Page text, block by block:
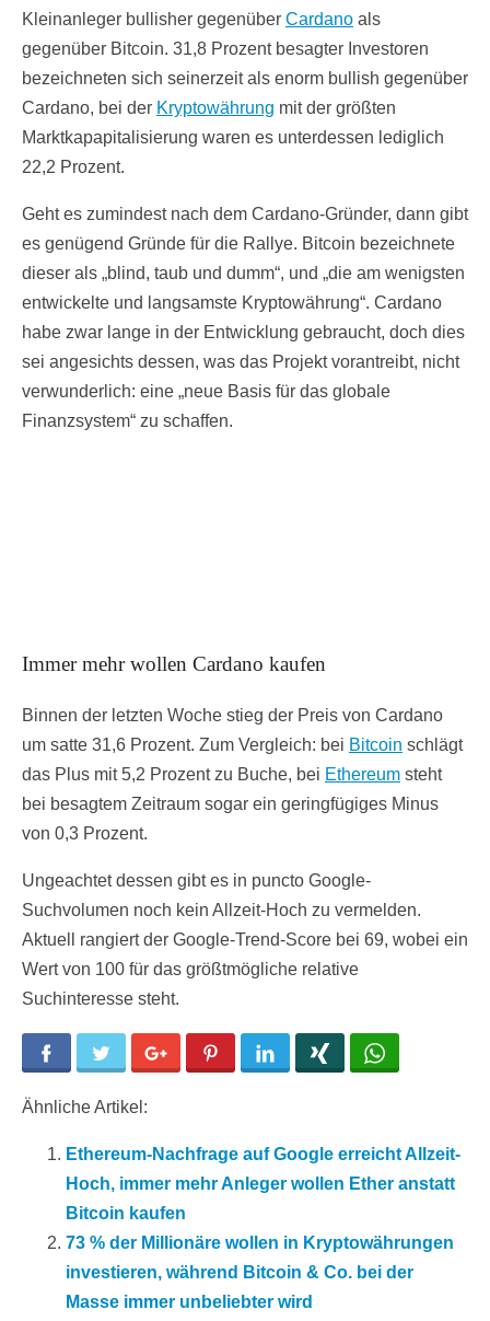
Kleinanleger bullisher gegenüber Cardano als
gegenüber Bitcoin. 31,8 Prozent besagter Investoren
bezeichneten sich seinerzeit als enorm bullish gegenüber
Cardano, bei der Kryptowährung mit der größten
Marktkapapitalisierung waren es unterdessen lediglich
22,2 Prozent.
Geht es zumindest nach dem Cardano-Gründer, dann gibt
es genügend Gründe für die Rallye. Bitcoin bezeichnete
dieser als „blind, taub und dumm“, und „die am wenigsten
entwickelte und langsamste Kryptowährung“. Cardano
habe zwar lange in der Entwicklung gebraucht, doch dies
sei angesichts dessen, was das Projekt vorantreibt, nicht
verwunderlich: eine „neue Basis für das globale
Finanzsystem“ zu schaffen.
Immer mehr wollen Cardano kaufen
Binnen der letzten Woche stieg der Preis von Cardano
um satte 31,6 Prozent. Zum Vergleich: bei Bitcoin schlägt
das Plus mit 5,2 Prozent zu Buche, bei Ethereum steht
bei besagtem Zeitraum sogar ein geringfügiges Minus
von 0,3 Prozent.
Ungeachtet dessen gibt es in puncto Google-
Suchvolumen noch kein Allzeit-Hoch zu vermelden.
Aktuell rangiert der Google-Trend-Score bei 69, wobei ein
Wert von 100 für das größtmögliche relative
Suchinteresse steht.
Facebook Twitter Google+ Pinterest LinkedIn
Ähnliche Artikel:
Ethereum-Nachfrage auf Google erreicht Allzeit-
Hoch, immer mehr Anleger wollen Ether anstatt
Bitcoin kaufen
73 % der Millionäre wollen in Kryptowährungen
investieren, während Bitcoin & Co. bei der
Masse immer unbeliebter wird